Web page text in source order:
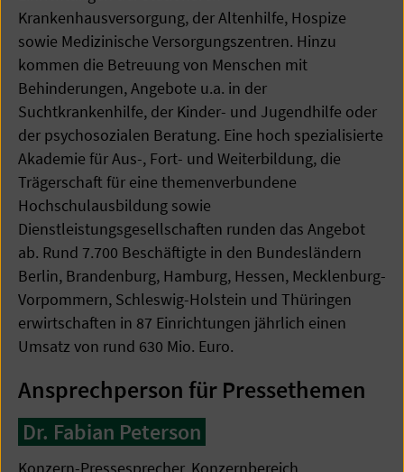
Krankenhausversorgung, der Altenhilfe, Hospize
sowie Medizinische Versorgungszentren. Hinzu
kommen die Betreuung von Menschen mit
Behinderungen, Angebote u.a. in der
Suchtkrankenhilfe, der Kinder- und Jugendhilfe oder
der psychosozialen Beratung. Eine hoch spezialisierte
Akademie für Aus-, Fort- und Weiterbildung, die
Trägerschaft für eine themenverbundene
Hochschulausbildung sowie
Dienstleistungsgesellschaften runden das Angebot
ab. Rund 7.700 Beschäftigte in den Bundesländern
Berlin, Brandenburg, Hamburg, Hessen, Mecklenburg-
Vorpommern, Schleswig-Holstein und Thüringen
erwirtschaften in 87 Einrichtungen jährlich einen
Umsatz von rund 630 Mio. Euro.
Ansprechperson für Pressethemen
Dr. Fabian Peterson